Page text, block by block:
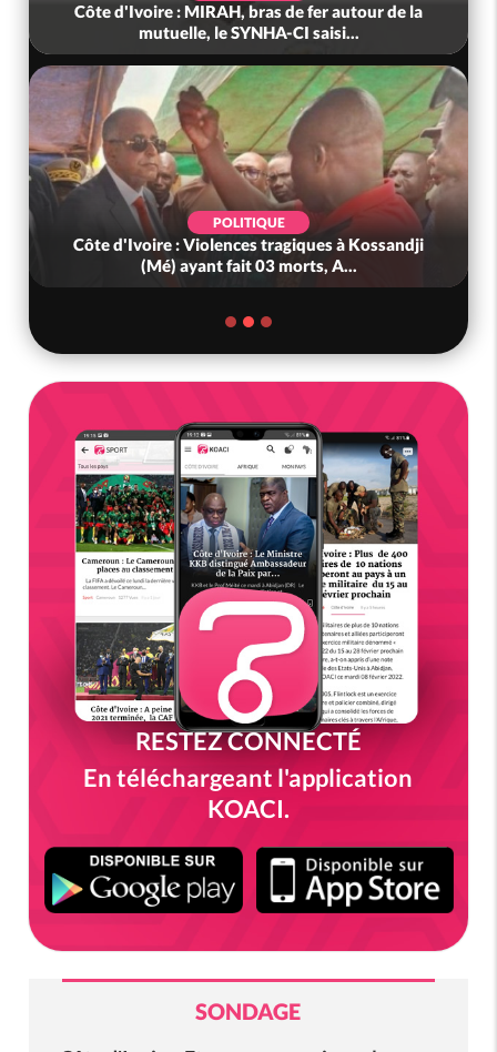
Côte d'Ivoire : MIRAH, bras de fer autour de la
mutuelle, le SYNHA-CI saisi...
POLITIQUE
Côte d'Ivoire : Violences tragiques à Kossandji
(Mé) ayant fait 03 morts, A...
RESTEZ CONNECTÉ
En téléchargeant l'application
KOACI.
SONDAGE